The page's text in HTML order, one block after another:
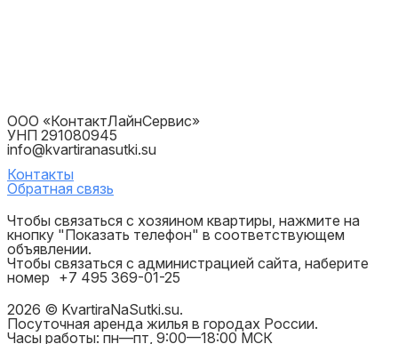
ООО «КонтактЛайнСервис»
УНП 291080945
info@kvartiranasutki.su
Контакты
Обратная связь
Чтобы связаться с хозяином квартиры, нажмите на
кнопку "Показать телефон" в соответствующем
объявлении.
Чтобы связаться с администрацией сайта, наберите
номер +7 495 369-01-25
2026 © KvartiraNaSutki.su.
Посуточная аренда жилья в городах России.
Часы работы: пн—пт, 9:00—18:00 МСК